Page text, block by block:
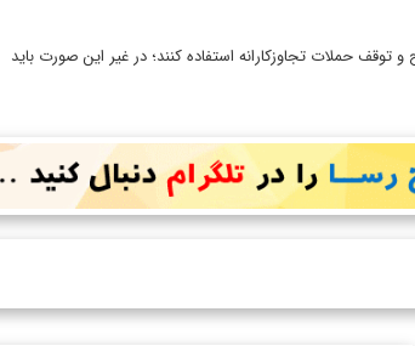
توقف حملات تجاوزکارانه استفاده کنند؛ در غیر این صورت باید